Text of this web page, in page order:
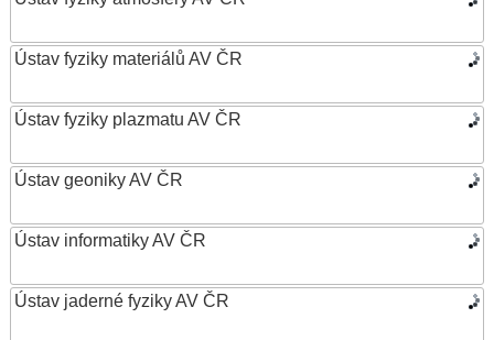
Ústav fyziky materiálů AV ČR
Ústav fyziky plazmatu AV ČR
Ústav geoniky AV ČR
Ústav informatiky AV ČR
Ústav jaderné fyziky AV ČR